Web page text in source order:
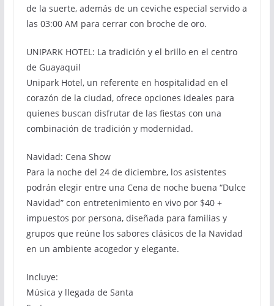
de la suerte, además de un ceviche especial servido a
las 03:00 AM para cerrar con broche de oro.
UNIPARK HOTEL: La tradición y el brillo en el centro
de Guayaquil
Unipark Hotel, un referente en hospitalidad en el
corazón de la ciudad, ofrece opciones ideales para
quienes buscan disfrutar de las fiestas con una
combinación de tradición y modernidad.
Navidad: Cena Show
Para la noche del 24 de diciembre, los asistentes
podrán elegir entre una Cena de noche buena “Dulce
Navidad” con entretenimiento en vivo por $40 +
impuestos por persona, diseñada para familias y
grupos que reúne los sabores clásicos de la Navidad
en un ambiente acogedor y elegante.
Incluye:
Música y llegada de Santa